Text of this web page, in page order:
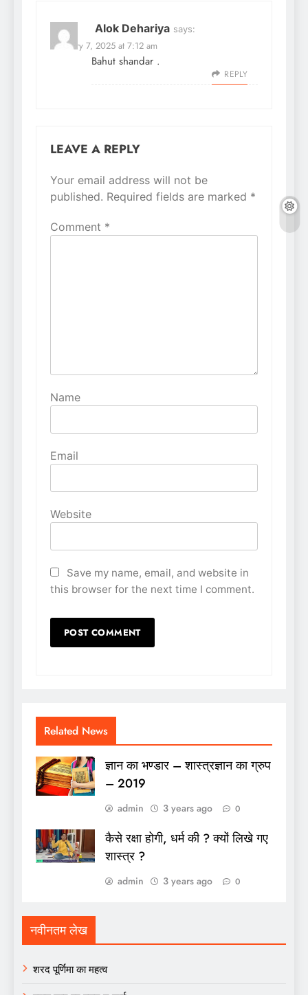
Alok Dehariya says:
February 7, 2025 at 7:12 am
Bahut shandar .
REPLY
LEAVE A REPLY
Your email address will not be
published. Required fields are marked *
Comment *
Name
Email
Website
Save my name, email, and website in
this browser for the next time I comment.
Alternative:
Related News
ज्ञान का भण्डार – शास्त्रज्ञान का ग्रुप
– 2019
admin 3 years ago 0
कैसे रक्षा होगी, धर्म की ? क्यों लिखे गए
शास्त्र ?
admin 3 years ago 0
नवीनतम लेख
शरद पूर्णिमा का महत्व